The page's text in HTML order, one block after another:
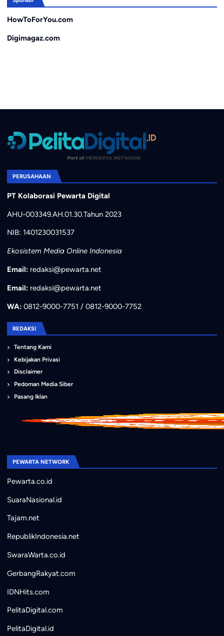
HowToForYou.com
Digimagaz.com
PERUSAHAAN
PT Kolaborasi Pewarta Digital
AHU-003349.AH.01.30.Tahun 2023
NIB: 1401230031537
Ekosistem Media Online Indonesia
Email: redaksi@pewarta.net
Email: redaksi@pewarta.net
WA:0812-9000-7751 / 0812-9000-7752
REDAKSI
Tentang Kami
Kebijakan Privasi
Disclaimer
Pedoman Media Siber
Pasang Iklan
PEWARTA NETWORK
Pewarta.co.id
SuaraNasional.id
Tajam.net
RepublikIndonesia.net
SwaraWarta.co.id
GerbangRakyat.com
IDNHits.com
PelitaDigital.com
PelitaDigital.id